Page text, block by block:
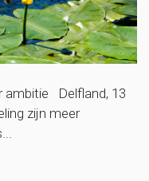
ambitie Delfland, 13
zijn meer